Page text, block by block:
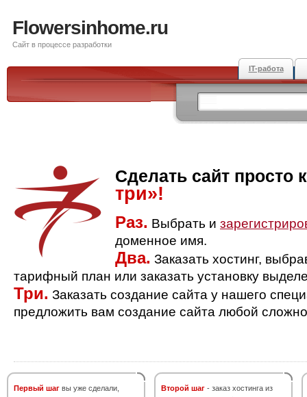
Flowersinhome.ru
Сайт в процессе разработки
IT-работа
Сделать сайт просто
три»!
Раз. Выбрать и
доменное имя.
Два. Заказать хостинг,
тарифный план или заказать установку
Три. Заказать создание сайта у нашего
предложить вам создание сайта любой
Первый шаг вы уже сделали,
Второй шаг - заказ хостинга из